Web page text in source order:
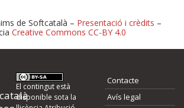
nos millores o
de Softcatalà – Presentació i crèdits –
Creative Commons CC-BY 4.0
El contingut està
disponible sota la
Contacte
Avís legal